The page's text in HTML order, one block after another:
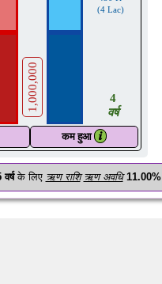
1,000,000
(4 Lac)
4
वर्ष
कम हुआ 𝒊
वर्षके लिए ऋण राशि ऋण अवधि 11.00%